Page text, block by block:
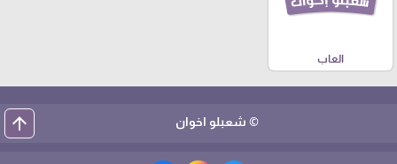
العاب
© شعبلو اخوان arrow_upward